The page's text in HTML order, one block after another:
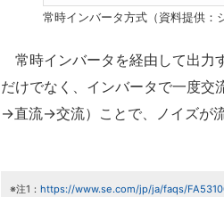
常時インバータ方式（資料提供：
常時インバータを経由して出力
だけでなく、インバータで一度交
→直流→交流）ことで、ノイズが
※注1： https://www.se.com/jp/ja/faqs/